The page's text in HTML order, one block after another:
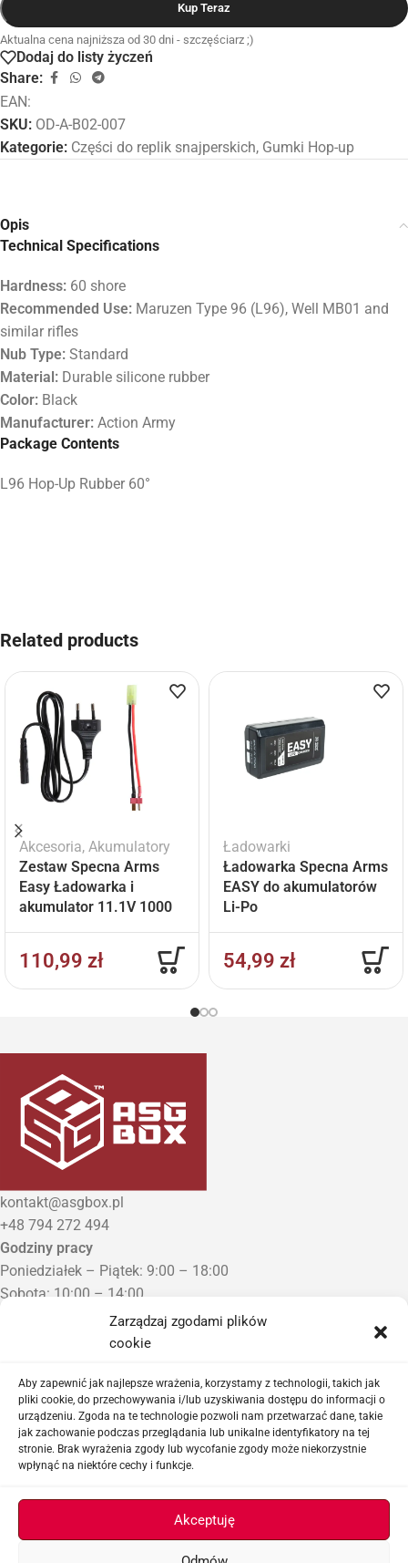
Zarządzaj zgodami plików
cookie
Aby zapewnić jak najlepsze wrażenia, korzystamy z technologii, takich jak
pliki cookie, do przechowywania i/lub uzyskiwania dostępu do informacji o
urządzeniu. Zgoda na te technologie pozwoli nam przetwarzać dane, takie
jak zachowanie podczas przeglądania lub unikalne identyfikatory na tej
stronie. Brak wyrażenia zgody lub wycofanie zgody może niekorzystnie
wpłynąć na niektóre cechy i funkcje.
Akceptuję
Kup Teraz
Aktualna cena najniższa od 30 dni - szczęściarz ;)
Dodaj do listy życzeń
Share:
EAN:
SKU: OD-A-B02-007
Kategorie: Części do replik snajperskich, Gumki Hop-up
Opis
Technical Specifications
Hardness: 60 shore
Recommended Use: Maruzen Type 96 (L96), Well MB01 and
similar rifles
Nub Type: Standard
Material: Durable silicone rubber
Color: Black
Manufacturer: Action Army
Package Contents
L96 Hop-Up Rubber 60°
Related products
Akcesoria, Akumulatory
Zestaw Specna Arms
Easy Ładowarka i
akumulator 11.1V 1000
110,99 zł
Ładowarki
Ładowarka Specna Arms
EASY do akumulatorów
Li-Po
54,99 zł
kontakt@asgbox.pl
+48 794 272 494
Godziny pracy
Poniedziałek – Piątek: 9:00 – 18:00
Sobota: 10:00 – 14:00
Niedziela: Zamknięte
Punkt Odbioru zamówień
Proszę o wcześniejszy kontakt telefoniczny
Sklep airsoftowy i serwis replik ASG